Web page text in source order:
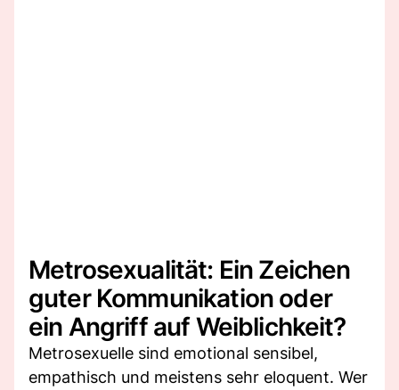
Metrosexualität: Ein Zeichen
guter Kommunikation oder
ein Angriff auf Weiblichkeit?
Metrosexuelle sind emotional sensibel,
empathisch und meistens sehr eloquent. Wer